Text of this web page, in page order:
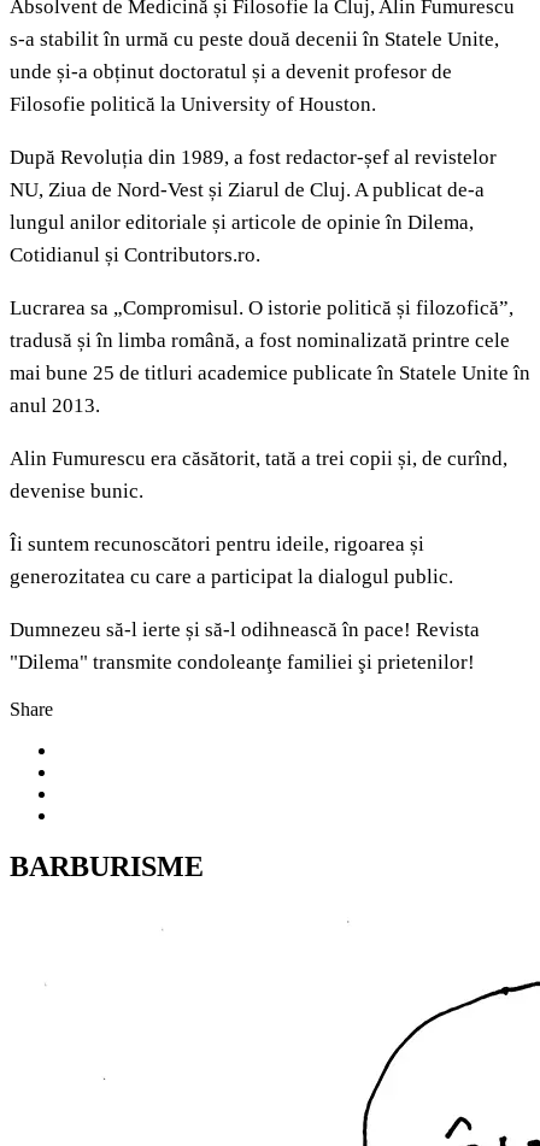
Absolvent de Medicină și Filosofie la Cluj, Alin Fumurescu
s-a stabilit în urmă cu peste două decenii în Statele Unite,
unde și-a obținut doctoratul și a devenit profesor de
Filosofie politică la University of Houston.
După Revoluția din 1989, a fost redactor-șef al revistelor
NU, Ziua de Nord-Vest și Ziarul de Cluj. A publicat de-a
lungul anilor editoriale și articole de opinie în Dilema,
Cotidianul și Contributors.ro.
Lucrarea sa „Compromisul. O istorie politică și filozofică”,
tradusă și în limba română, a fost nominalizată printre cele
mai bune 25 de titluri academice publicate în Statele Unite în
anul 2013.
Alin Fumurescu era căsătorit, tată a trei copii și, de curînd,
devenise bunic.
Îi suntem recunoscători pentru ideile, rigoarea și
generozitatea cu care a participat la dialogul public.
Dumnezeu să-l ierte și să-l odihnească în pace! Revista
"Dilema" transmite condoleanţe familiei şi prietenilor!
Share
BARBURISME